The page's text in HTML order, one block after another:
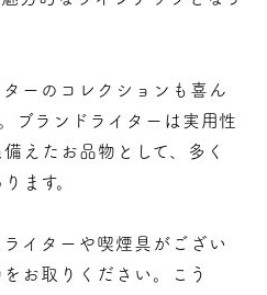
ーのコレクションも喜ん
ブランドライターは実用性
えたお品物として、多く
ます。
イターや喫煙具がござい
お取りください。こう